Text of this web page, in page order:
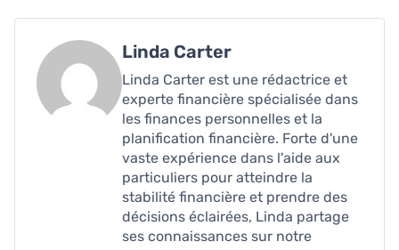
Linda Carter
Linda Carter est une rédactrice et
experte financière spécialisée dans
les finances personnelles et la
planification financière. Forte d'une
vaste expérience dans l'aide aux
particuliers pour atteindre la
stabilité financière et prendre des
décisions éclairées, Linda partage
ses connaissances sur notre